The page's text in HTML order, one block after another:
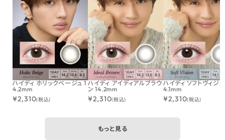
ハイディ ホリックベージュ 1
4.2mm
¥2,310(税込)
ハイディ アイディアルブラウ
ン 14.2mm
¥2,310(税込)
ハイディ ソフトヴィジ
4.1mm
¥2,310(税込)
もっと見る